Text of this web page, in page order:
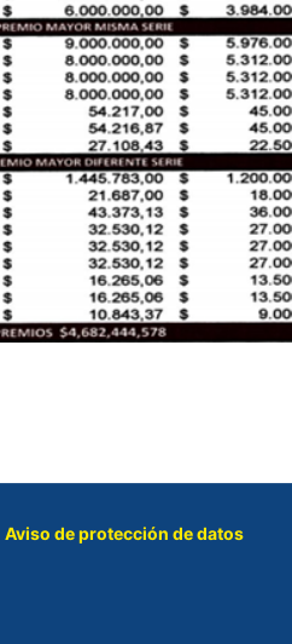
Aviso de protección de datos